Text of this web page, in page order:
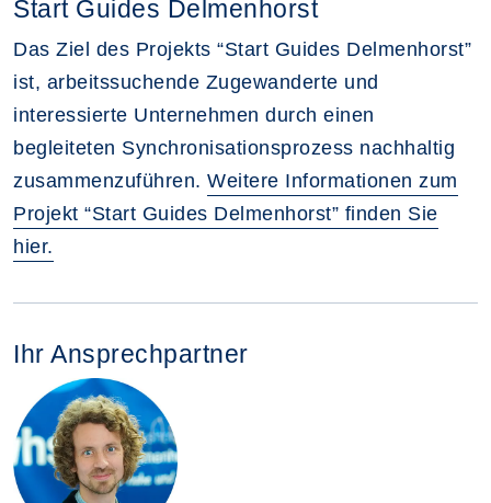
Start Guides Delmenhorst
Das Ziel des Projekts “Start Guides Delmenhorst”
ist, arbeitssuchende Zugewanderte und
interessierte Unternehmen durch einen
begleiteten Synchronisationsprozess nachhaltig
zusammenzuführen. Weitere Informationen zum
Projekt “Start Guides Delmenhorst” finden Sie
hier.
Ihr Ansprechpartner